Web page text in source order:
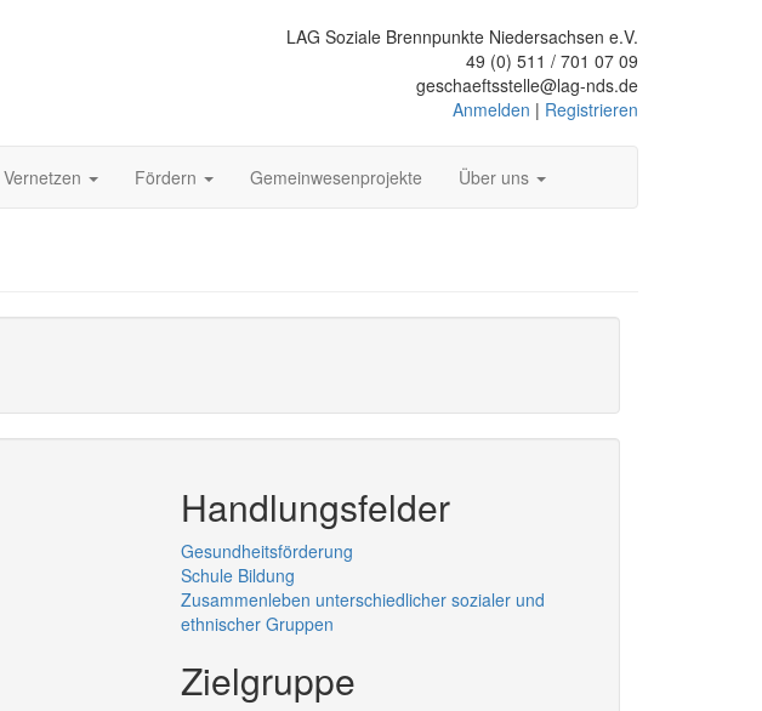
LAG Soziale Brennpunkte Niedersachsen e.V.
49 (0) 511 / 701 07 09
geschaeftsstelle@lag-nds.de
Anmelden | Registrieren
Vernetzen Fördern Gemeinwesenprojekte Über uns
Handlungsfelder
Gesundheitsförderung
Schule Bildung
Zusammenleben unterschiedlicher sozialer und
ethnischer Gruppen
Zielgruppe